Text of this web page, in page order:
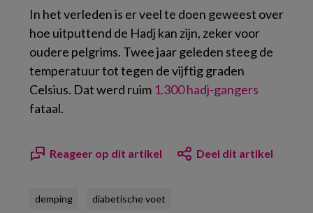
In het verleden is er veel te doen geweest over
hoe uitputtend de Hadj kan zijn, zeker voor
oudere pelgrims. Twee jaar geleden steeg de
temperatuur tot tegen de vijftig graden
Celsius. Dat werd ruim 1.300 hadj-gangers
fataal.
Reageer op dit artikel Deel dit artikel
demping diabetische voet